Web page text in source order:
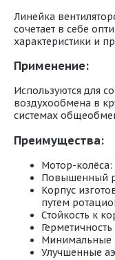
Линейка
сочетает в себе
характеристики и
Применение:
Используются для
воздухообмена в
системах
Преимущества:
Мотор-
Повышенный
Корпус
путем
Стойкость к
Герметичность
Минимальные
Улучшенные